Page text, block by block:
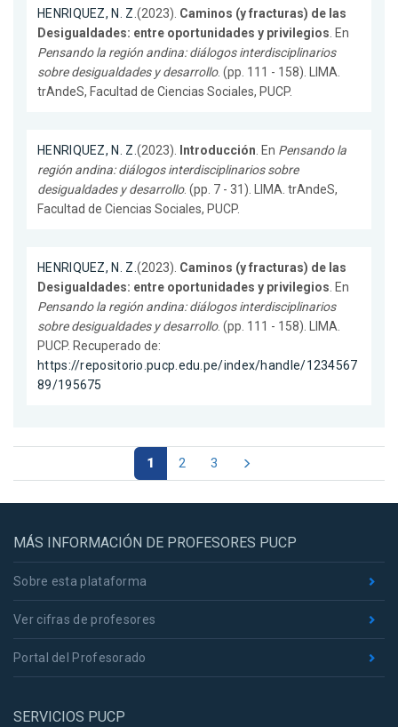
HENRIQUEZ, N. Z.(2023). Caminos (y fracturas) de las
Desigualdades: entre oportunidades y privilegios. En
Pensando la región andina: diálogos interdisciplinarios
sobre desigualdades y desarrollo. (pp. 111 - 158). LIMA.
trAndeS, Facultad de Ciencias Sociales, PUCP.
HENRIQUEZ, N. Z.(2023). Introducción. En Pensando la
región andina: diálogos interdisciplinarios sobre
desigualdades y desarrollo. (pp. 7 - 31). LIMA. trAndeS,
Facultad de Ciencias Sociales, PUCP.
HENRIQUEZ, N. Z.(2023). Caminos (y fracturas) de las
Desigualdades: entre oportunidades y privilegios. En
Pensando la región andina: diálogos interdisciplinarios
sobre desigualdades y desarrollo. (pp. 111 - 158). LIMA.
PUCP. Recuperado de:
https://repositorio.pucp.edu.pe/index/handle/1234567
89/195675
1 2 3
MÁS INFORMACIÓN DE PROFESORES PUCP
Sobre esta plataforma
Ver cifras de profesores
Portal del Profesorado
SERVICIOS PUCP